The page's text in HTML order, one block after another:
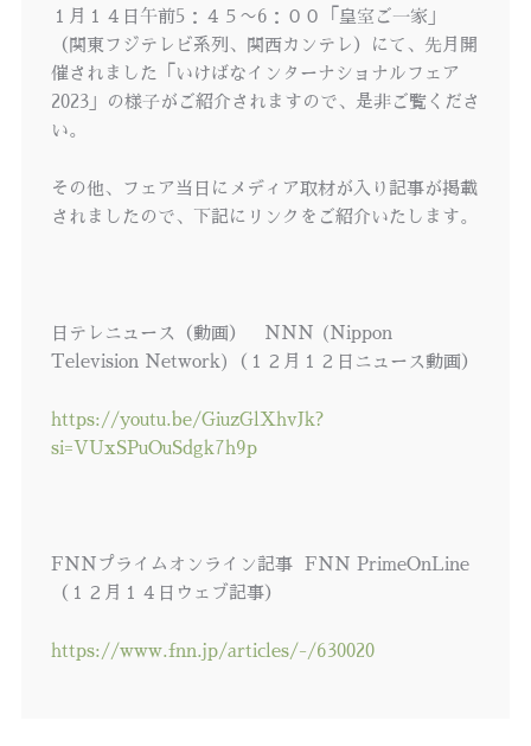
１月１４日午前5：４５〜6：００「皇室ご一家」
（関東フジテレビ系列、関西カンテレ）にて、先月開
催されました「いけばなインターナショナルフェア
2023」の様子がご紹介されますので、是非ご覧くださ
い。
その他、フェア当日にメディア取材が入り記事が掲載
されましたので、下記にリンクをご紹介いたします。
日テレニュース（動画） NNN (Nippon
Television Network)（１２月１２日ニュース動画）
https://youtu.be/GiuzGlXhvJk?
si=VUxSPuOuSdgk7h9p
FNNプライムオンライン記事
FNN PrimeOnLine
（１２月１４日ウェブ記事）
https://www.fnn.jp/articles/-/630020